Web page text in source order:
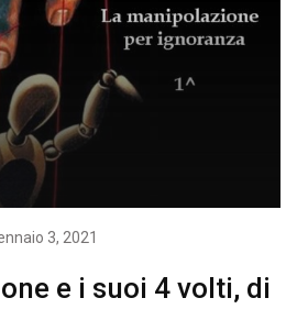
3, 2021
e i suoi 4 volti, di